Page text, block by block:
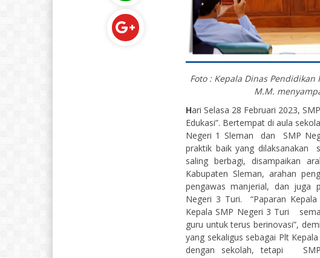
Foto : Kepala Dinas
M.M.
Hari Selasa 28 Februari 2023,
Edukasi”. Bertempat di aula
Negeri 1 Sleman dan SMP
praktik baik yang dilaksanakan
saling berbagi, disampaikan
Kabupaten Sleman, arahan
pengawas manjerial, dan juga
Negeri 3 Turi. “Paparan
Kepala SMP Negeri 3 Turi
guru untuk terus berinovasi”,
yang sekaligus sebagai Plt
dengan sekolah, tetapi